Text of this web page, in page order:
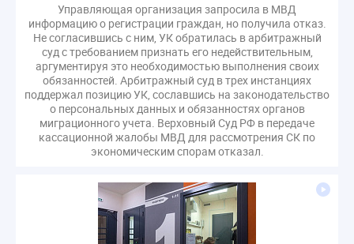
Управляющая организация запросила в МВД
информацию о регистрации граждан, но получила отказ.
Не согласившись с ним, УК обратилась в арбитражный
суд с требованием признать его недействительным,
аргументируя это необходимостью выполнения своих
обязанностей. Арбитражный суд в трех инстанциях
поддержал позицию УК, сославшись на законодательство
о персональных данных и обязанностях органов
миграционного учета. Верховный Суд РФ в передаче
кассационной жалобы МВД для рассмотрения СК по
экономическим спорам отказал.